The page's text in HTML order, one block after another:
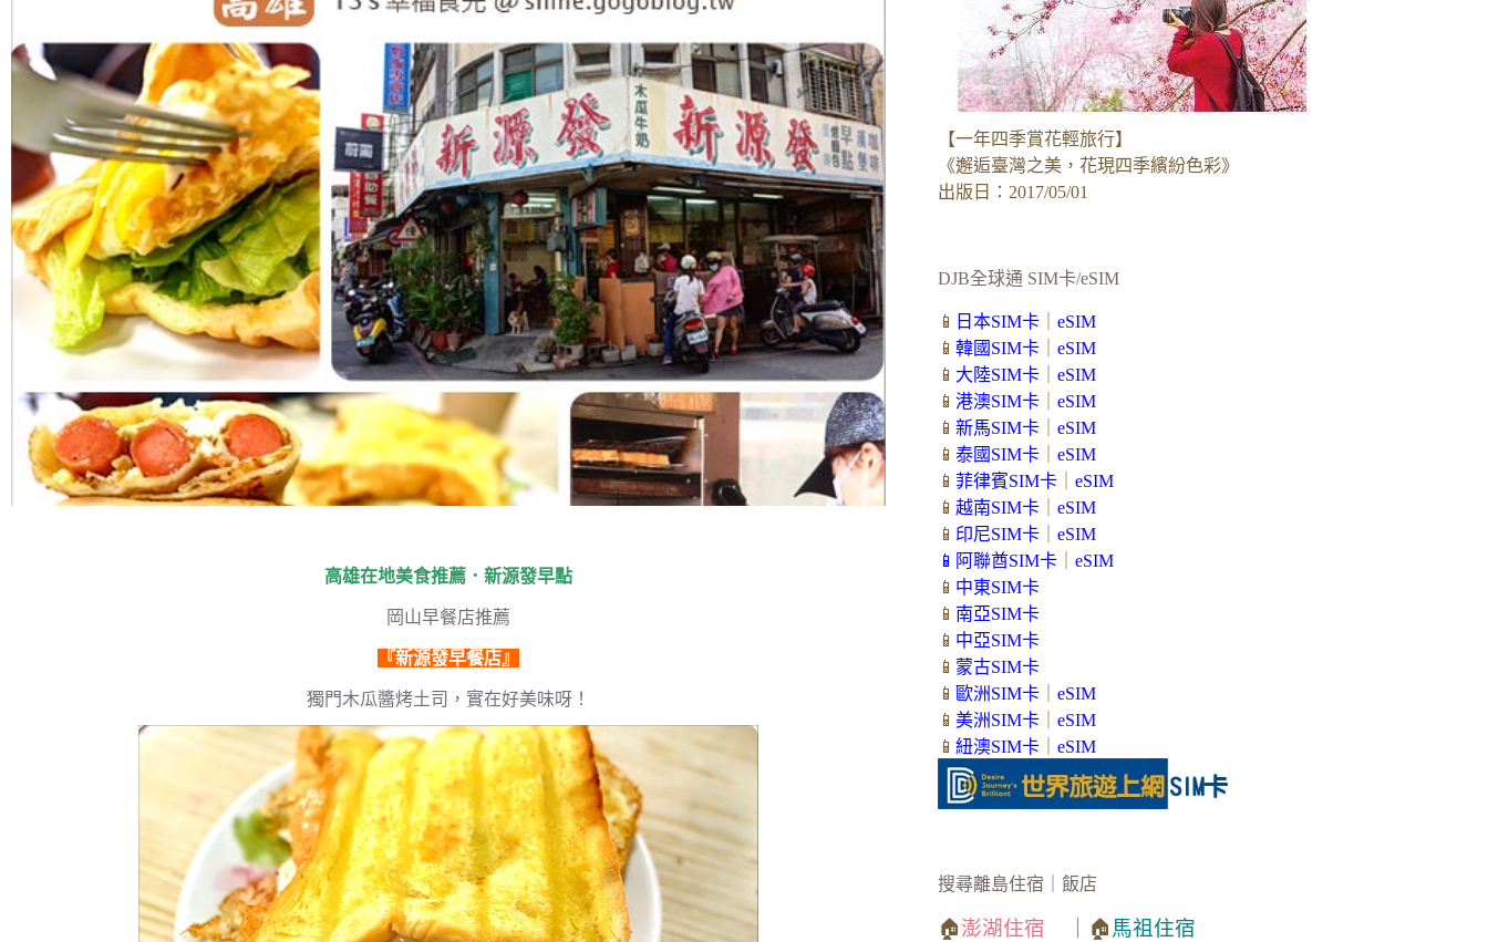
高雄在地美食推薦．新源發早點
岡山早餐店推薦
『新源發早餐店』
獨門木瓜醬烤土司，實在好美味呀！
【一年四季賞花輕旅行】
《邂逅臺灣之美，花現四季繽紛色彩》
出版日：2017/05/01
DJB全球通 SIM卡/eSIM
📱 日本SIM卡｜ eSIM
📱 韓國SIM卡｜ eSIM
📱 大陸SIM卡｜ eSIM
📱 港澳SIM卡｜ eSIM
📱 新馬SIM卡｜ eSIM
📱 泰國SIM卡｜ eSIM
📱 菲律賓SIM卡｜ eSIM
📱 越南SIM卡｜ eSIM
📱 印尼SIM卡｜ eSIM
📱 阿聯酋SIM卡｜ eSIM
📱 中東SIM卡
📱 南亞SIM卡
📱 中亞SIM卡
📱 蒙古SIM卡
📱 歐洲SIM卡｜ eSIM
📱 美洲SIM卡｜ eSIM
📱 紐澳SIM卡｜ eSIM
搜尋離島住宿｜飯店
🏠澎湖住宿 ｜🏠馬祖住宿